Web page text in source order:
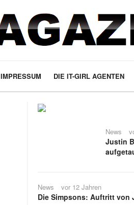
IMPRESSUM
DIE IT-GIRL AGENTEN
News
Justin
News vor 12 Jahren
Die Simpsons: Auftritt von